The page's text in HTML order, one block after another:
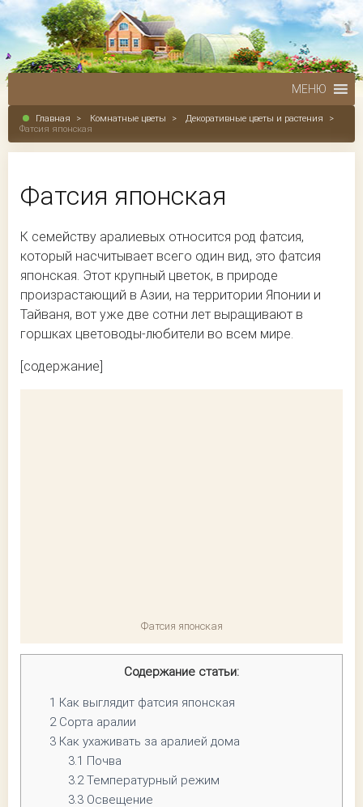
МЕНЮ
Главная > Комнатные цветы > Декоративные цветы и растения
>
Фатсия японская
Фатсия японская
К семейству аралиевых относится род фатсия,
который насчитывает всего один вид, это фатсия
японская. Этот крупный цветок, в природе
произрастающий в Азии, на территории Японии и
Тайваня, вот уже две сотни лет выращивают в
горшках цветоводы-любители во всем мире.
[содержание]
Фатсия японская
Содержание статьи:
1 Как выглядит фатсия японская
2Сорта аралии
3 Как ухаживать за аралией дома
3.1 Почва
3.2Температурный режим
3.3Освещение